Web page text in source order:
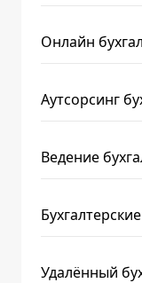
Онлайн
Аутсорсинг
Ведение
Удалённый